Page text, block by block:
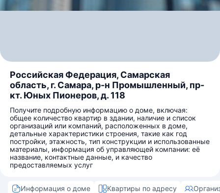
Российская Федерация, Самарская
область, г. Самара, р-н Промышленный, пр-
кт. Юных Пионеров, д. 118
Получите подробную информацию о доме, включая:
общее количество квартир в здании, наличие и список
организаций или компаний, расположенных в доме,
детальные характеристики строения, такие как год
постройки, этажность, тип конструкции и использованные
материалы, информация об управляющей компании: её
название, контактные данные, и качество
предоставляемых услуг
Информация о доме Квартиры по адресу